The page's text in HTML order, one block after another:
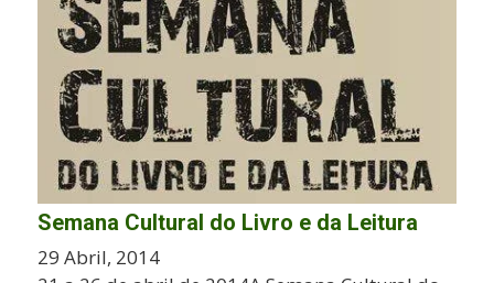
Semana Cultural do Livro e da Leitura
29 Abril, 2014